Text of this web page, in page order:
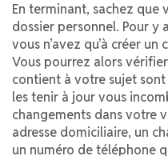
En terminant, sachez que
dossier personnel. Pour y
vous n’avez qu’à créer
Vous pourrez alors
contient à votre sujet
les tenir à jour vous
changements dans votre
adresse domiciliaire, un
un numéro de téléphone